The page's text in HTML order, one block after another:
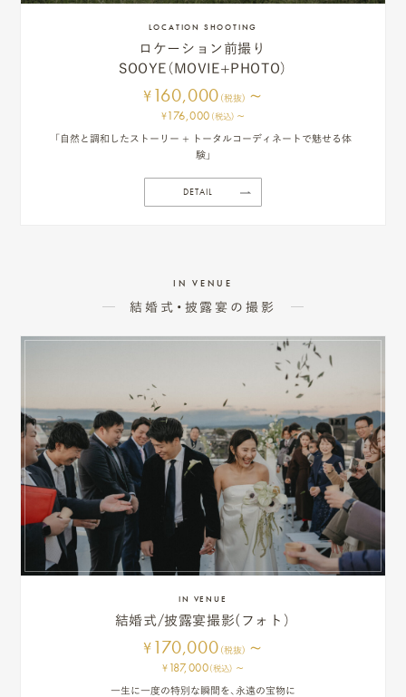
相
談
お
合
LOCATION SHOOTING
ロケーション前撮り
SOOYE（MOVIE+PHOTO）
¥ 160,000 (税抜) ~
¥ 176,000 (税込) ~
「自然と調和したストーリー + トータルコーディネートで魅せる体
験」
DETAIL
IN VENUE
結婚式・披露宴の撮影
IN VENUE
結婚式/披露宴撮影(フォト）
¥ 170,000 (税抜) ~
¥ 187,000 (税込) ~
一生に一度の特別な瞬間を、永遠の宝物に